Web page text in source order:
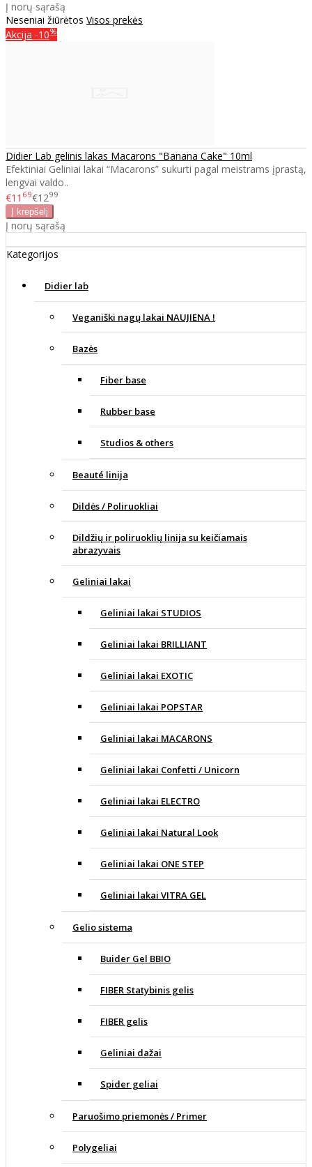
Į norų sąrašą
Neseniai žiūrėtos Visos prekės
Akcija -10%
Didier Lab gelinis lakas Macarons "Banana Cake" 10ml
Efektiniai Geliniai lakai “Macarons” sukurti pagal meistrams įprastą,
lengvai valdo..
€11 69€1299
Į norų sąrašą
Kategorijos
Didier lab
Veganiški nagų lakai NAUJIENA !
Bazės
Fiber base
Rubber base
Studios & others
Beauté linija
Dildės / Poliruokliai
Dildžių ir poliruoklių linija su keičiamais
abrazyvais
Geliniai lakai
Geliniai lakai STUDIOS
Geliniai lakai BRILLIANT
Geliniai lakai EXOTIC
Geliniai lakai POPSTAR
Geliniai lakai MACARONS
Geliniai lakai Confetti / Unicorn
Geliniai lakai ELECTRO
Geliniai lakai Natural Look
Geliniai lakai ONE STEP
Geliniai lakai VITRA GEL
Gelio sistema
Buider Gel BBIO
FIBER Statybinis gelis
FIBER gelis
Geliniai dažai
Spider geliai
Paruošimo priemonės / Primer
Polygeliai